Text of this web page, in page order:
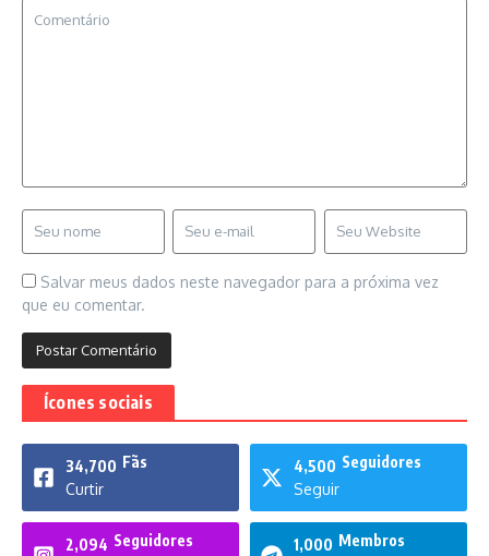
Salvar meus dados neste navegador para a próxima vez
que eu comentar.
Ícones sociais
34,700 Fãs
Curtir
4,500 Seguidores
Seguir
2,094 Seguidores
1,000 Membros